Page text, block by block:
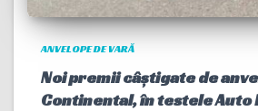
ANVELOPE DE VARĂ
Noi premii câștigate de
Continental, în testele Auto